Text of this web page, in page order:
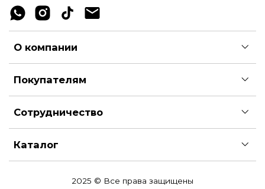
О компании
Покупателям
Сотрудничество
Каталог
2025 © Все права защищены